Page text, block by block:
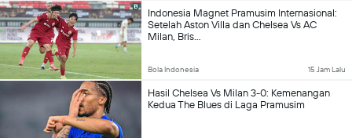
Indonesia Magnet Pramusim Internasional:
Setelah Aston Villa dan Chelsea Vs AC
Milan, Bris...
Bola Indonesia 15 Jam Lalu
Hasil Chelsea Vs Milan 3-0: Kemenangan
Kedua The Blues di Laga Pramusim